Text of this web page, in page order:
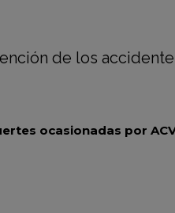
ocasionadas por